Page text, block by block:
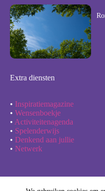
Extra diensten
• Inspiratiemagazine
• Wensenboekje
• Activiteitenagenda
• Spelenderwijs
• Denkend aan jullie
• Netwerk